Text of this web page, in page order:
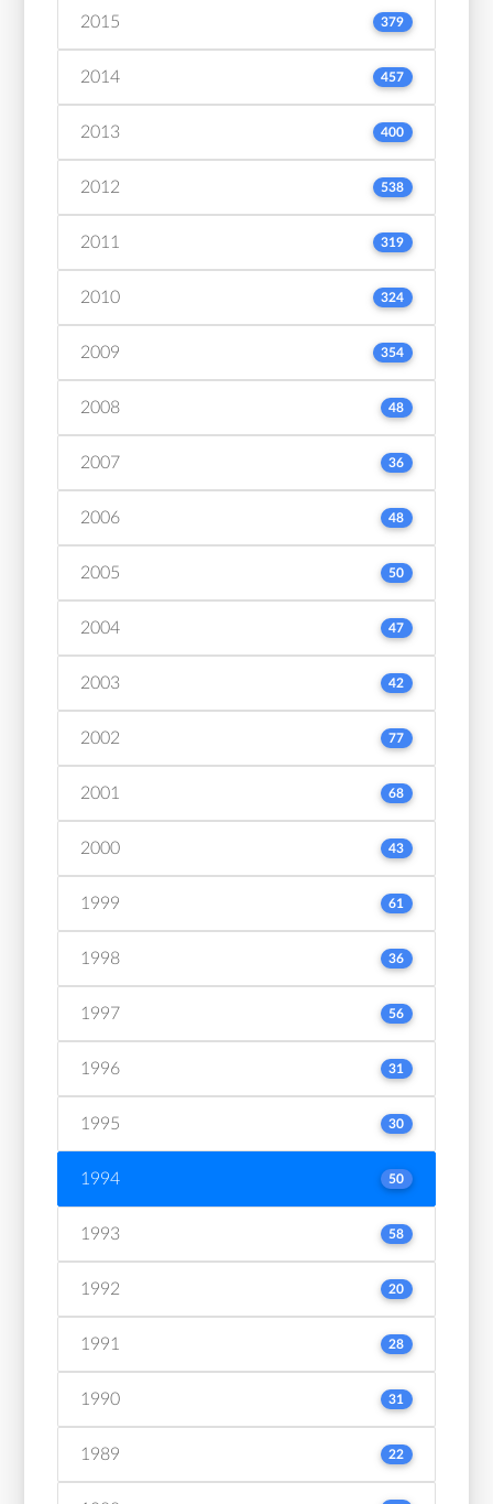
2015 379
2014 457
2013 400
2012 538
2011 319
2010 324
2009 354
2008 48
2007 36
2006 48
2005 50
2004 47
2003 42
2002 77
2001 68
2000 43
1999 61
1998 36
1997 56
1996 31
1995 30
1994 50
1993 58
1992 20
1991 28
1990 31
1989 22